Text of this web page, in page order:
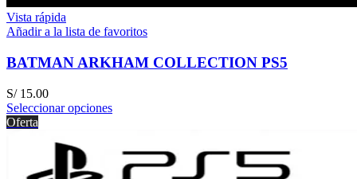
Vista rápida
Añadir a la lista de favoritos
BATMAN ARKHAM COLLECTION PS5
S/15.00
Seleccionar opciones
Oferta